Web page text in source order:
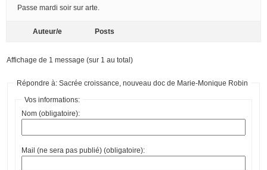
Passe mardi soir sur arte.
Auteur/e Posts
Affichage de 1 message (sur 1 au total)
Répondre à: Sacrée croissance, nouveau doc de Marie-Monique Robin
Vos informations:
Nom (obligatoire):
Mail (ne sera pas publié) (obligatoire):